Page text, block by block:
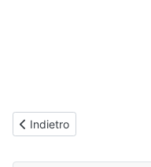
Articolo precedente:
Indietro